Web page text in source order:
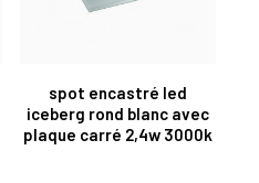
spot encastré led
iceberg rond blanc avec
plaque carré 2,4w 3000k